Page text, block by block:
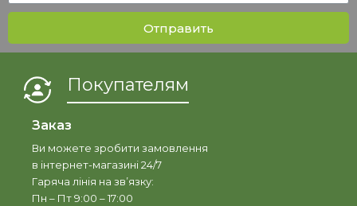
Отправить
Покупателям
Заказ
Ви можете зробити замовлення
в інтернет-магазині 24/7
Гаряча лінія на зв’язку:
Пн – Пт 9:00 – 17:00